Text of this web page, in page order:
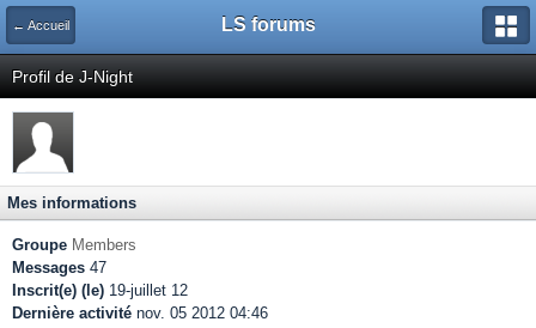
← Accueil LS forums
Profil de J-Night
Mes informations
Groupe Members
Messages 47
Inscrit(e) (le) 19-juillet 12
Dernière activité nov. 05 2012 04:46